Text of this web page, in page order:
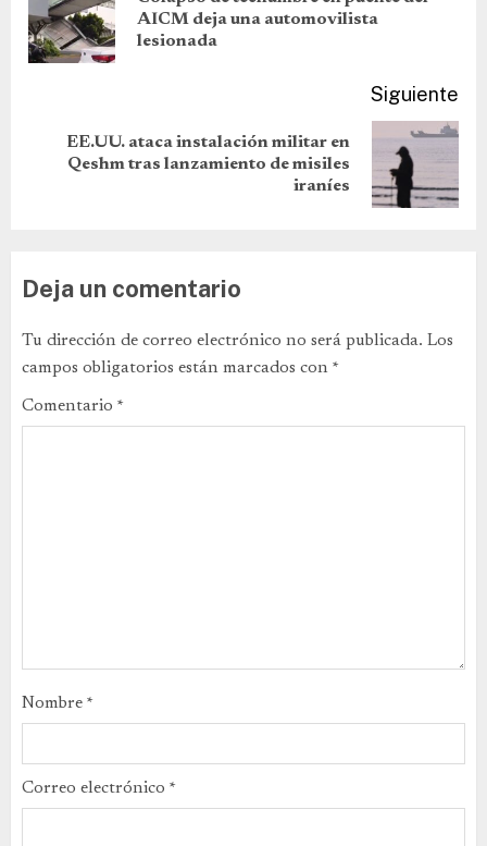
AICM deja una automovilista
lesionada
Siguiente
EE.UU. ataca instalación militar en
Qeshm tras lanzamiento de misiles
iraníes
Deja un comentario
Tu dirección de correo electrónico no será publicada. Los
campos obligatorios están marcados con *
Comentario *
Nombre *
Correo electrónico *